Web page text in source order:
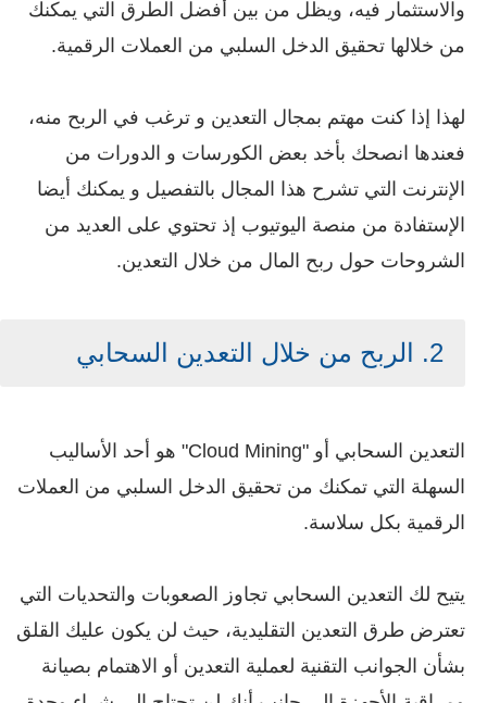
والاستثمار فيه، ويظل من بين أفضل الطرق التي يمكنك
من خلالها تحقيق الدخل السلبي من العملات الرقمية.
لهذا إذا كنت مهتم بمجال التعدين و ترغب في الربح منه،
فعندها انصحك بأخد بعض الكورسات و الدورات من
الإنترنت التي تشرح هذا المجال بالتفصيل و يمكنك أيضا
الإستفادة من منصة اليوتيوب إذ تحتوي على العديد من
الشروحات حول ربح المال من خلال التعدين.
2. الربح من خلال التعدين السحابي
التعدين السحابي أو "Cloud Mining" هو أحد الأساليب
السهلة التي تمكنك من تحقيق الدخل السلبي من العملات
الرقمية بكل سلاسة.
يتيح لك التعدين السحابي تجاوز الصعوبات والتحديات التي
تعترض طرق التعدين التقليدية، حيث لن يكون عليك القلق
بشأن الجوانب التقنية لعملية التعدين أو الاهتمام بصيانة